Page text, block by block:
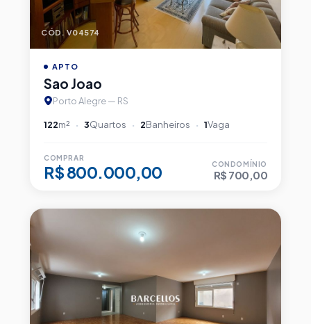
CÓD. V04574
APTO
Sao Joao
Porto Alegre — RS
122m² 3Quartos 2Banheiros 1Vaga
COMPRAR
R$ 800.000,00 CONDOMÍNIO
R$ 700,00